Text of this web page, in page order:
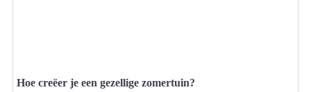
Hoe creëer je een gezellige zomertuin?